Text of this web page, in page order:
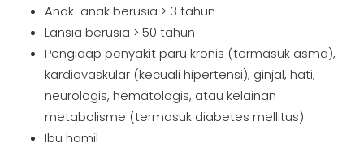
Anak-anak berusia > 3 tahun
Lansia berusia > 50 tahun
Pengidap penyakit paru kronis (termasuk asma),
kardiovaskular (kecuali hipertensi), ginjal, hati,
neurologis, hematologis, atau kelainan
metabolisme (termasuk diabetes mellitus)
Ibu hamil